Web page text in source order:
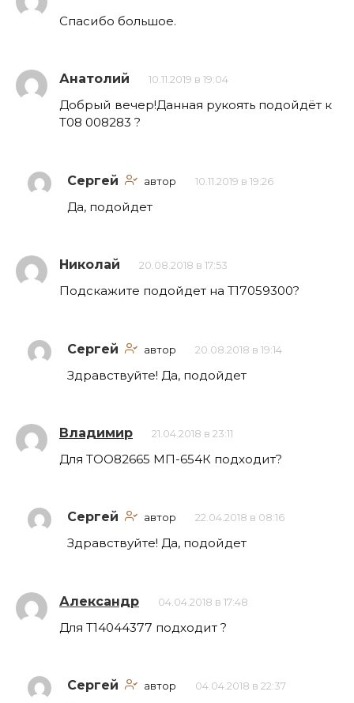
Спасибо большое.
Анатолий 10.11.2019 в 19:04
Добрый вечер!Данная рукоять подойдёт к
Т08 008283 ?
Сергей автор 10.11.2019 в 19:26
Да, подойдет
Николай 20.08.2018 в 17:53
Подскажите подойдет на Т17059300?
Сергей автор 20.08.2018 в 19:14
Здравствуйте! Да, подойдет
Владимир 21.04.2018 в 23:11
Для ТОО82665 МП-654К подходит?
Сергей автор 22.04.2018 в 08:16
Здравствуйте! Да, подойдет
Александр 04.04.2018 в 17:48
Для Т14044377 подходит ?
Сергей автор 04.04.2018 в 22:37